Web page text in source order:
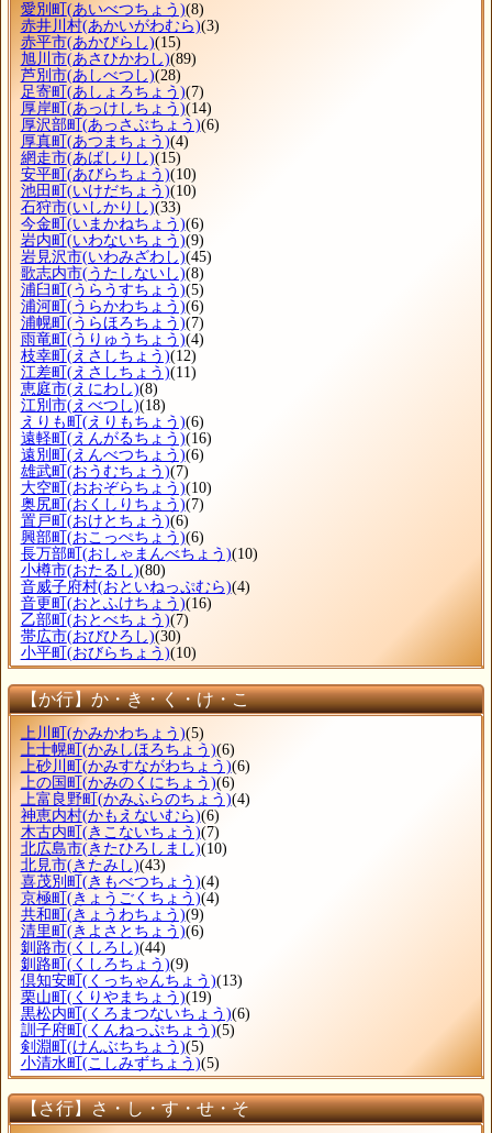
愛別町 (あいべつちょう)(8)
赤井川村(あかいがわむら)(3)
赤平市(あかびらし)(15)
旭川市(あさひかわし)(89)
芦別市(あしべつし)(28)
足寄町 (あしょろちょう)(7)
厚岸町 (あっけしちょう)(14)
厚沢部町 (あっさぶちょう)(6)
厚真町 (あつまちょう)(4)
網走市(あばしりし)(15)
安平町 (あびらちょう)(10)
池田町 (いけだちょう)(10)
石狩市(いしかりし)(33)
今金町 (いまかねちょう)(6)
岩内町 (いわないちょう)(9)
岩見沢市(いわみざわし)(45)
歌志内市(うたしないし)(8)
浦臼町 (うらうすちょう)(5)
浦河町 (うらかわちょう)(6)
浦幌町 (うらほろちょう)(7)
雨竜町 (うりゅうちょう)(4)
枝幸町 (えさしちょう)(12)
江差町 (えさしちょう)(11)
恵庭市(えにわし)(8)
江別市(えべつし)(18)
えりも町 (えりもちょう)(6)
遠軽町 (えんがるちょう)(16)
遠別町 (えんべつちょう)(6)
雄武町 (おうむちょう)(7)
大空町 (おおぞらちょう)(10)
奥尻町 (おくしりちょう)(7)
置戸町 (おけとちょう)(6)
興部町 (おこっぺちょう)(6)
長万部町 (おしゃまんべちょう)(10)
小樽市(おたるし)(80)
音威子府村(おといねっぷむら)(4)
音更町 (おとふけちょう)(16)
乙部町 (おとべちょう)(7)
帯広市(おびひろし)(30)
小平町 (おびらちょう)(10)
【か行】か・き・く・け・こ
上川町 (かみかわちょう)(5)
上士幌町 (かみしほろちょう)(6)
上砂川町 (かみすながわちょう)(6)
上の国町 (かみのくにちょう)(6)
上富良野町 (かみふらのちょう)(4)
神恵内村(かもえないむら)(6)
木古内町 (きこないちょう)(7)
北広島市(きたひろしまし)(10)
北見市(きたみし)(43)
喜茂別町 (きもべつちょう)(4)
京極町 (きょうごくちょう)(4)
共和町 (きょうわちょう)(9)
清里町 (きよさとちょう)(6)
釧路市(くしろし)(44)
釧路町 (くしろちょう)(9)
倶知安町 (くっちゃんちょう)(13)
栗山町 (くりやまちょう)(19)
黒松内町 (くろまつないちょう)(6)
訓子府町 (くんねっぷちょう)(5)
剣淵町 (けんぶちちょう)(5)
小清水町 (こしみずちょう)(5)
【さ行】さ・し・す・せ・そ